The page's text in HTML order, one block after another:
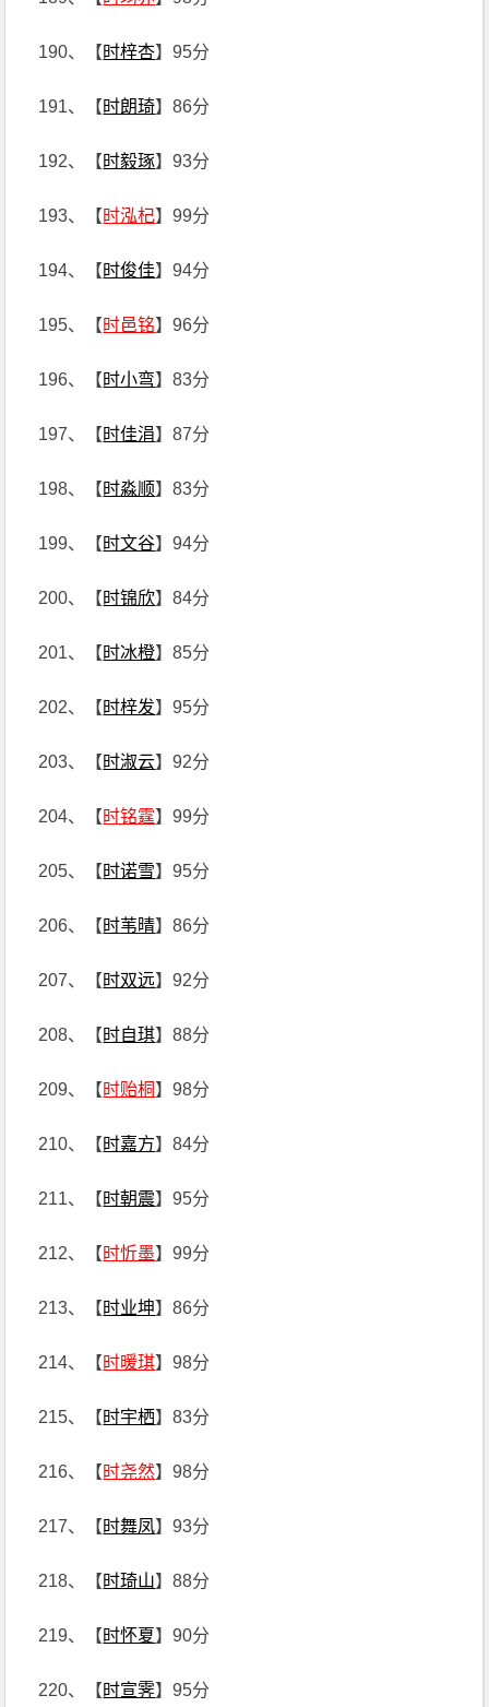
190、【时梓杏】95分
191、【时朗琦】86分
192、【时毅琢】93分
193、【时泓杞】99分
194、【时俊佳】94分
195、【时邑铭】96分
196、【时小弯】83分
197、【时佳涓】87分
198、【时淼顺】83分
199、【时文谷】94分
200、【时锦欣】84分
201、【时冰橙】85分
202、【时梓发】95分
203、【时淑云】92分
204、【时铭霆】99分
205、【时诺雪】95分
206、【时苇晴】86分
207、【时双远】92分
208、【时自琪】88分
209、【时贻桐 】98分
210、【时嘉方】84分
211、【时朝震】95分
212、【时忻墨】99分
213、【时业坤】86分
214、【时暖琪】98分
215、【时宇栖】83分
216、【时尧然】98分
217、【时舞凤】93分
218、【时琦山】88分
219、【时怀夏】90分
220、【时宣霁】95分